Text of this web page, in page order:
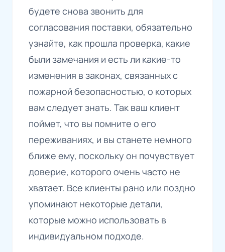
будете снова звонить для
согласования поставки, обязательно
узнайте, как прошла проверка, какие
были замечания и есть ли какие-то
изменения в законах, связанных с
пожарной безопасностью, о которых
вам следует знать. Так ваш клиент
поймет, что вы помните о его
переживаниях, и вы станете немного
ближе ему, поскольку он почувствует
доверие, которого очень часто не
хватает. Все клиенты рано или поздно
упоминают некоторые детали,
которые можно использовать в
индивидуальном подходе.